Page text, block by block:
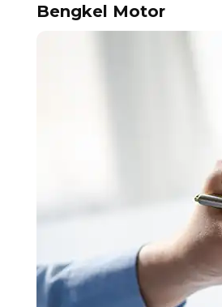
Bengkel Motor